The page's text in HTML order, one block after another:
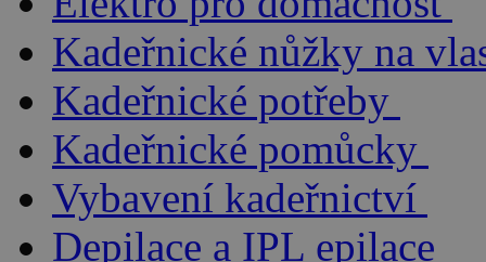
Kadeřnické nůžky na
Kadeřnické potřeby
Kadeřnické pomůcky
Vybavení kadeřnictví
Depilace a IPL epilace